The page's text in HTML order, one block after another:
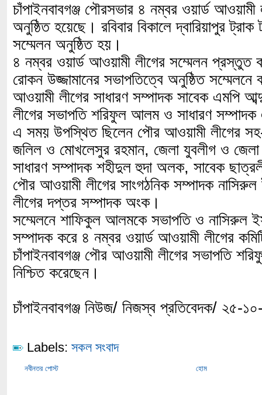
চাঁপাইনবাবগঞ্জ পৌরসভার ৪ নম্বর ওয়ার্ড আওয়ামী
অনুষ্ঠিত হয়েছে। রবিবার বিকালে দ্বারিয়াপুর ট্রাক
সম্মেলন অনুষ্ঠিত হয়।
৪ নম্বর ওয়ার্ড আওয়ামী লীগের সম্মেলন প্রস্তুত
রোকন উজ্জামানের সভাপতিত্বে অনুষ্ঠিত সম্মেলনে
আওয়ামী লীগের সাধারণ সম্পাদক সাবেক এমপি
লীগের সভাপতি শরিফুল আলম ও সাধারণ সম্পাদক
এ সময় উপস্থিত ছিলেন পৌর আওয়ামী লীগের
জলিল ও মোখলেসুর রহমান, জেলা যুবলীগ ও জেলা
সাধারণ সম্পাদক শহীদুল হুদা অলক, সাবেক
পৌর আওয়ামী লীগের সাংগঠনিক সম্পাদক
লীগের দপ্তর সম্পাদক অংক।
সম্মেলনে শাফিকুল আলমকে সভাপতি ও নাসিরুল
সম্পাদক করে ৪ নম্বর ওয়ার্ড আওয়ামী লীগের
চাঁপাইনবাবগঞ্জ পৌর আওয়ামী লীগের সভাপতি
নিশ্চিত করেছেন।
চাঁপাইনবাবগঞ্জ নিউজ/ নিজস্ব প্রতিবেদক/ ২৫-
Labels: সকল সংবাদ
নবীনতর পোস্ট হোম